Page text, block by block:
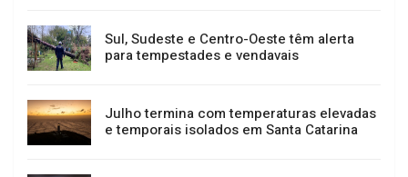
Sul, Sudeste e Centro-Oeste têm alerta
para tempestades e vendavais
Julho termina com temperaturas elevadas
e temporais isolados em Santa Catarina